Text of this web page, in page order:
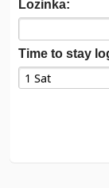
Lozinka:
Time to stay